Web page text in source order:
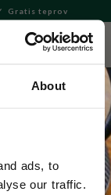
About
ads, to
our traffic.
Gratis teprov
30cl